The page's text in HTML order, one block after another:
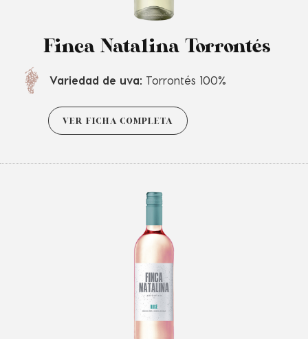
Finca Natalina Torrontés
Variedad de uva: Torrontés 100%
VER FICHA COMPLETA